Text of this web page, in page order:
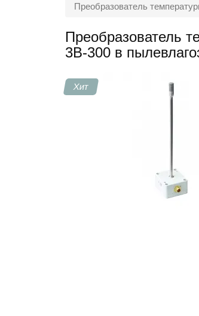
Преобразователь
Преобразователь
3В-300 в
Хит